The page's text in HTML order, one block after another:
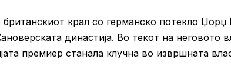
британскиот крал со германско потекло
династија. Во текот на неговото
премиер станала клучна во извршната